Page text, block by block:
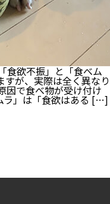
食欲不振」と「食べム
が、実際は全く異なり
因で食べ物が受け付け
ラ」は「食欲はある […]